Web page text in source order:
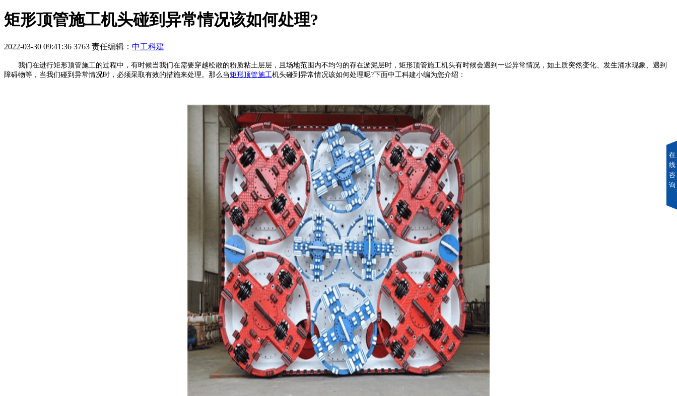
矩形顶管施工机头碰到异常情况该如何处理?
2022-03-30 09:41:36 3763 责任编辑： 中工科建
我们在进行矩形顶管施工的过程中，有时候当我们在需要穿越松散的粉质粘土层层，且场地范围内不均匀的存在淤泥层时，矩形顶管施工机头有时候会遇到一些异常情况，如土质突然变化、发生涌水现象、遇到
障碍物等，当我们碰到异常情况时，必须采取有效的措施来处理。那么当矩形顶管施工机头碰到异常情况该如何处理呢?下面中工科建小编为您介绍：
在
线
咨
询